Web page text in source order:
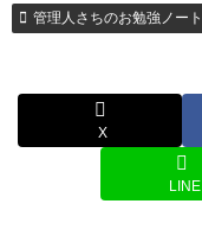
管理人さちのお勉強ノート
X
LINE